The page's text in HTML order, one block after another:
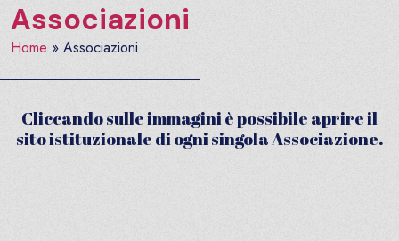
Associazioni
Home » Associazioni
Cliccando sulle immagini è possibile aprire il
sito istituzionale di ogni singola Associazione.